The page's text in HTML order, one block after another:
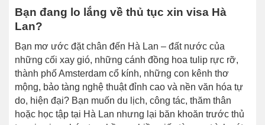
Bạn đang lo lắng về thủ tục xin visa Hà
Lan?
Bạn mơ ước đặt chân đến Hà Lan – đất nước của
những cối xay gió, những cánh đồng hoa tulip rực rỡ,
thành phố Amsterdam cổ kính, những con kênh thơ
mộng, bảo tàng nghệ thuật đỉnh cao và nền văn hóa tự
do, hiện đại? Bạn muốn du lịch, công tác, thăm thân
hoặc học tập tại Hà Lan nhưng lại băn khoăn trước thủ